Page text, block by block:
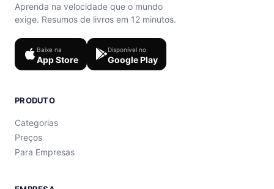
Aprenda na velocidade que o mundo
exige. Resumos de livros em 12 minutos.
Baixe na
App Store
Disponível no
Google Play
PRODUTO
Categorias
Preços
Para Empresas